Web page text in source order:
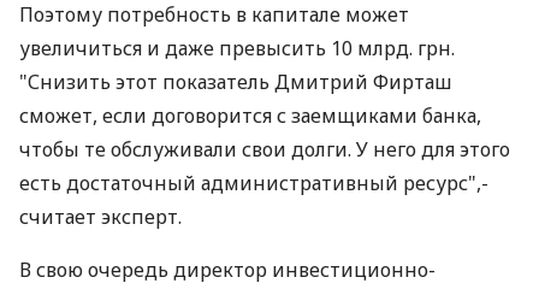
Поэтому потребность в капитале может
увеличиться и даже превысить 10 млрд. грн.
"Снизить этот показатель Дмитрий Фирташ
сможет, если договорится с заемщиками банка,
чтобы те обслуживали свои долги. У него для этого
есть достаточный административный ресурс",-
считает эксперт.
В свою очередь директор инвестиционно-